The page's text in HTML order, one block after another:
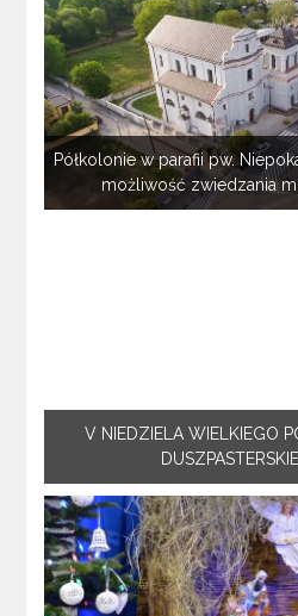
Półkolonie w parafii pw.
możliwość zwiedzania
V NIEDZIELA WIELKIEGO